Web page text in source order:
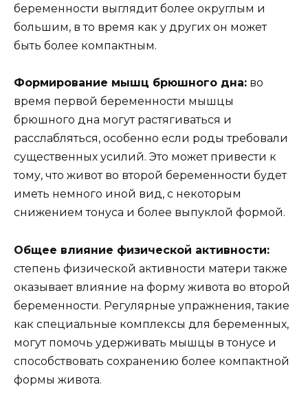
беременности выглядит более округлым и
большим, в то время как у других он может
быть более компактным.
Формирование мышц брюшного дна: во
время первой беременности мышцы
брюшного дна могут растягиваться и
расслабляться, особенно если роды требовали
существенных усилий. Это может привести к
тому, что живот во второй беременности будет
иметь немного иной вид, с некоторым
снижением тонуса и более выпуклой формой.
Общее влияние физической активности:
степень физической активности матери также
оказывает влияние на форму живота во второй
беременности. Регулярные упражнения, такие
как специальные комплексы для беременных,
могут помочь удерживать мышцы в тонусе и
способствовать сохранению более компактной
формы живота.